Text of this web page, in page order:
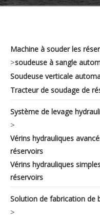
Machine à souder les
>soudeuse à sangle
Soudeuse verticale
Tracteur de soudage de
Système de levage
>
Vérins hydrauliques
réservoirs
Vérins hydrauliques
réservoirs
Solution de fabrication de
>